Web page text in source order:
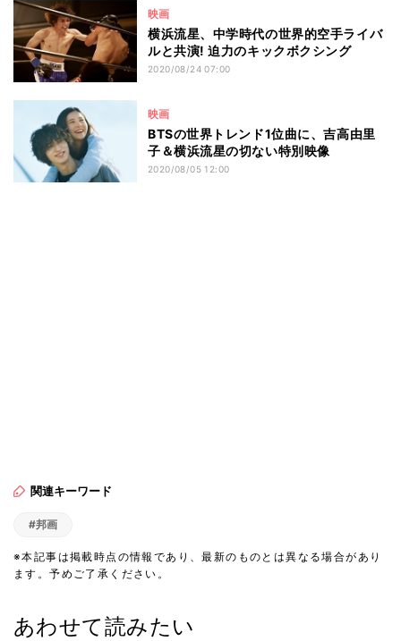
映画
横浜流星、中学時代の世界的空手ライバ
ルと共演! 迫力のキックボクシング
2020/08/24 07:00
映画
BTSの世界トレンド1位曲に、吉高由里
子＆横浜流星の切ない特別映像
2020/08/05 12:00
関連キーワード
#邦画
※本記事は掲載時点の情報であり、最新のものとは異なる場合があり
ます。予めご了承ください。
あわせて読みたい